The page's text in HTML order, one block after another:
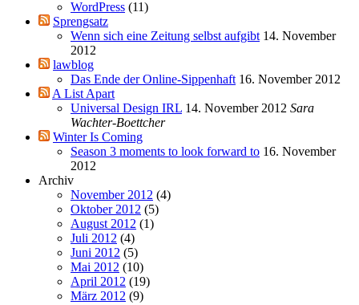
WordPress (11)
Sprengsatz
Wenn sich eine Zeitung selbst aufgibt 14. November
2012
lawblog
Das Ende der Online-Sippenhaft 16. November 2012
A List Apart
Universal Design IRL 14. November 2012 Sara
Wachter-Boettcher
Winter Is Coming
Season 3 moments to look forward to 16. November
2012
Archiv
November 2012 (4)
Oktober 2012 (5)
August 2012 (1)
Juli 2012 (4)
Juni 2012 (5)
Mai 2012 (10)
April 2012 (19)
März 2012 (9)